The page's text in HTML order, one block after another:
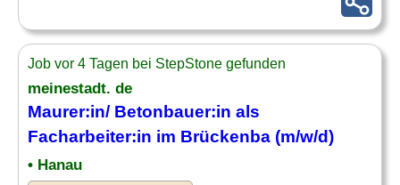
Job vor 4 Tagen bei StepStone gefunden
meinestadt. de
Maurer:in/ Betonbauer:in als
Facharbeiter:in im Brückenba (m/w/d)
• Hanau